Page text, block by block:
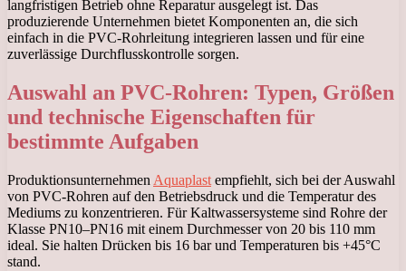
langfristigen Betrieb ohne Reparatur ausgelegt ist. Das
produzierende Unternehmen bietet Komponenten an, die sich
einfach in die PVC-Rohrleitung integrieren lassen und für eine
zuverlässige Durchflusskontrolle sorgen.
Auswahl an PVC-Rohren: Typen, Größen
und technische Eigenschaften für
bestimmte Aufgaben
Produktionsunternehmen Aquaplast empfiehlt, sich bei der Auswahl
von PVC-Rohren auf den Betriebsdruck und die Temperatur des
Mediums zu konzentrieren. Für Kaltwassersysteme sind Rohre der
Klasse PN10–PN16 mit einem Durchmesser von 20 bis 110 mm
ideal. Sie halten Drücken bis 16 bar und Temperaturen bis +45°C
stand.